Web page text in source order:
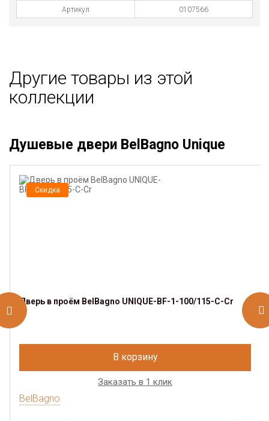
Артикул 0107566
Другие товары из этой
коллекции
Душевые двери BelBagno Unique
Скидка
Дверь в проём BelBagno UNIQUE-BF-1-100/115-C-Cr
В корзину
Заказать в 1 клик
BelBagno